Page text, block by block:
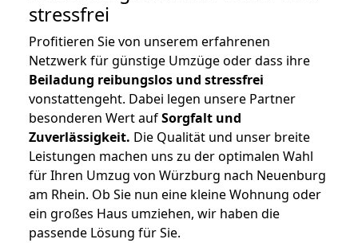
stressfrei
Profitieren Sie von unserem erfahrenen
Netzwerk für günstige Umzüge oder dass ihre
Beiladung reibungslos und stressfrei
vonstattengeht. Dabei legen unsere Partner
besonderen Wert aufSorgfalt und
Zuverlässigkeit. Die Qualität und unser breite
Leistungen machen uns zu der optimalen Wahl
für Ihren Umzug von Würzburg nach Neuenburg
am Rhein. Ob Sie nun eine kleine Wohnung oder
ein großes Haus umziehen, wir haben die
passende Lösung für Sie.